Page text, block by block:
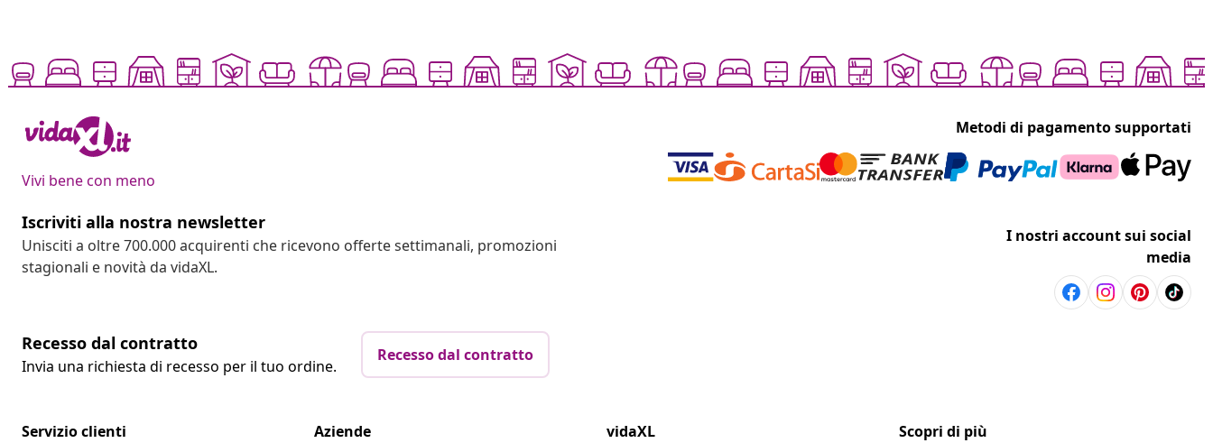
Vivi bene con meno
Metodi di pagamento supportati
Iscriviti alla nostra newsletter
Unisciti a oltre 700.000 acquirenti che ricevono offerte settimanali, promozioni
stagionali e novità da vidaXL.
I nostri account sui social
media
Recesso dal contratto
Invia una richiesta di recesso per il tuo ordine.
Recesso dal contratto
Servizio clienti
Aziende
vidaXL
Scopri di più